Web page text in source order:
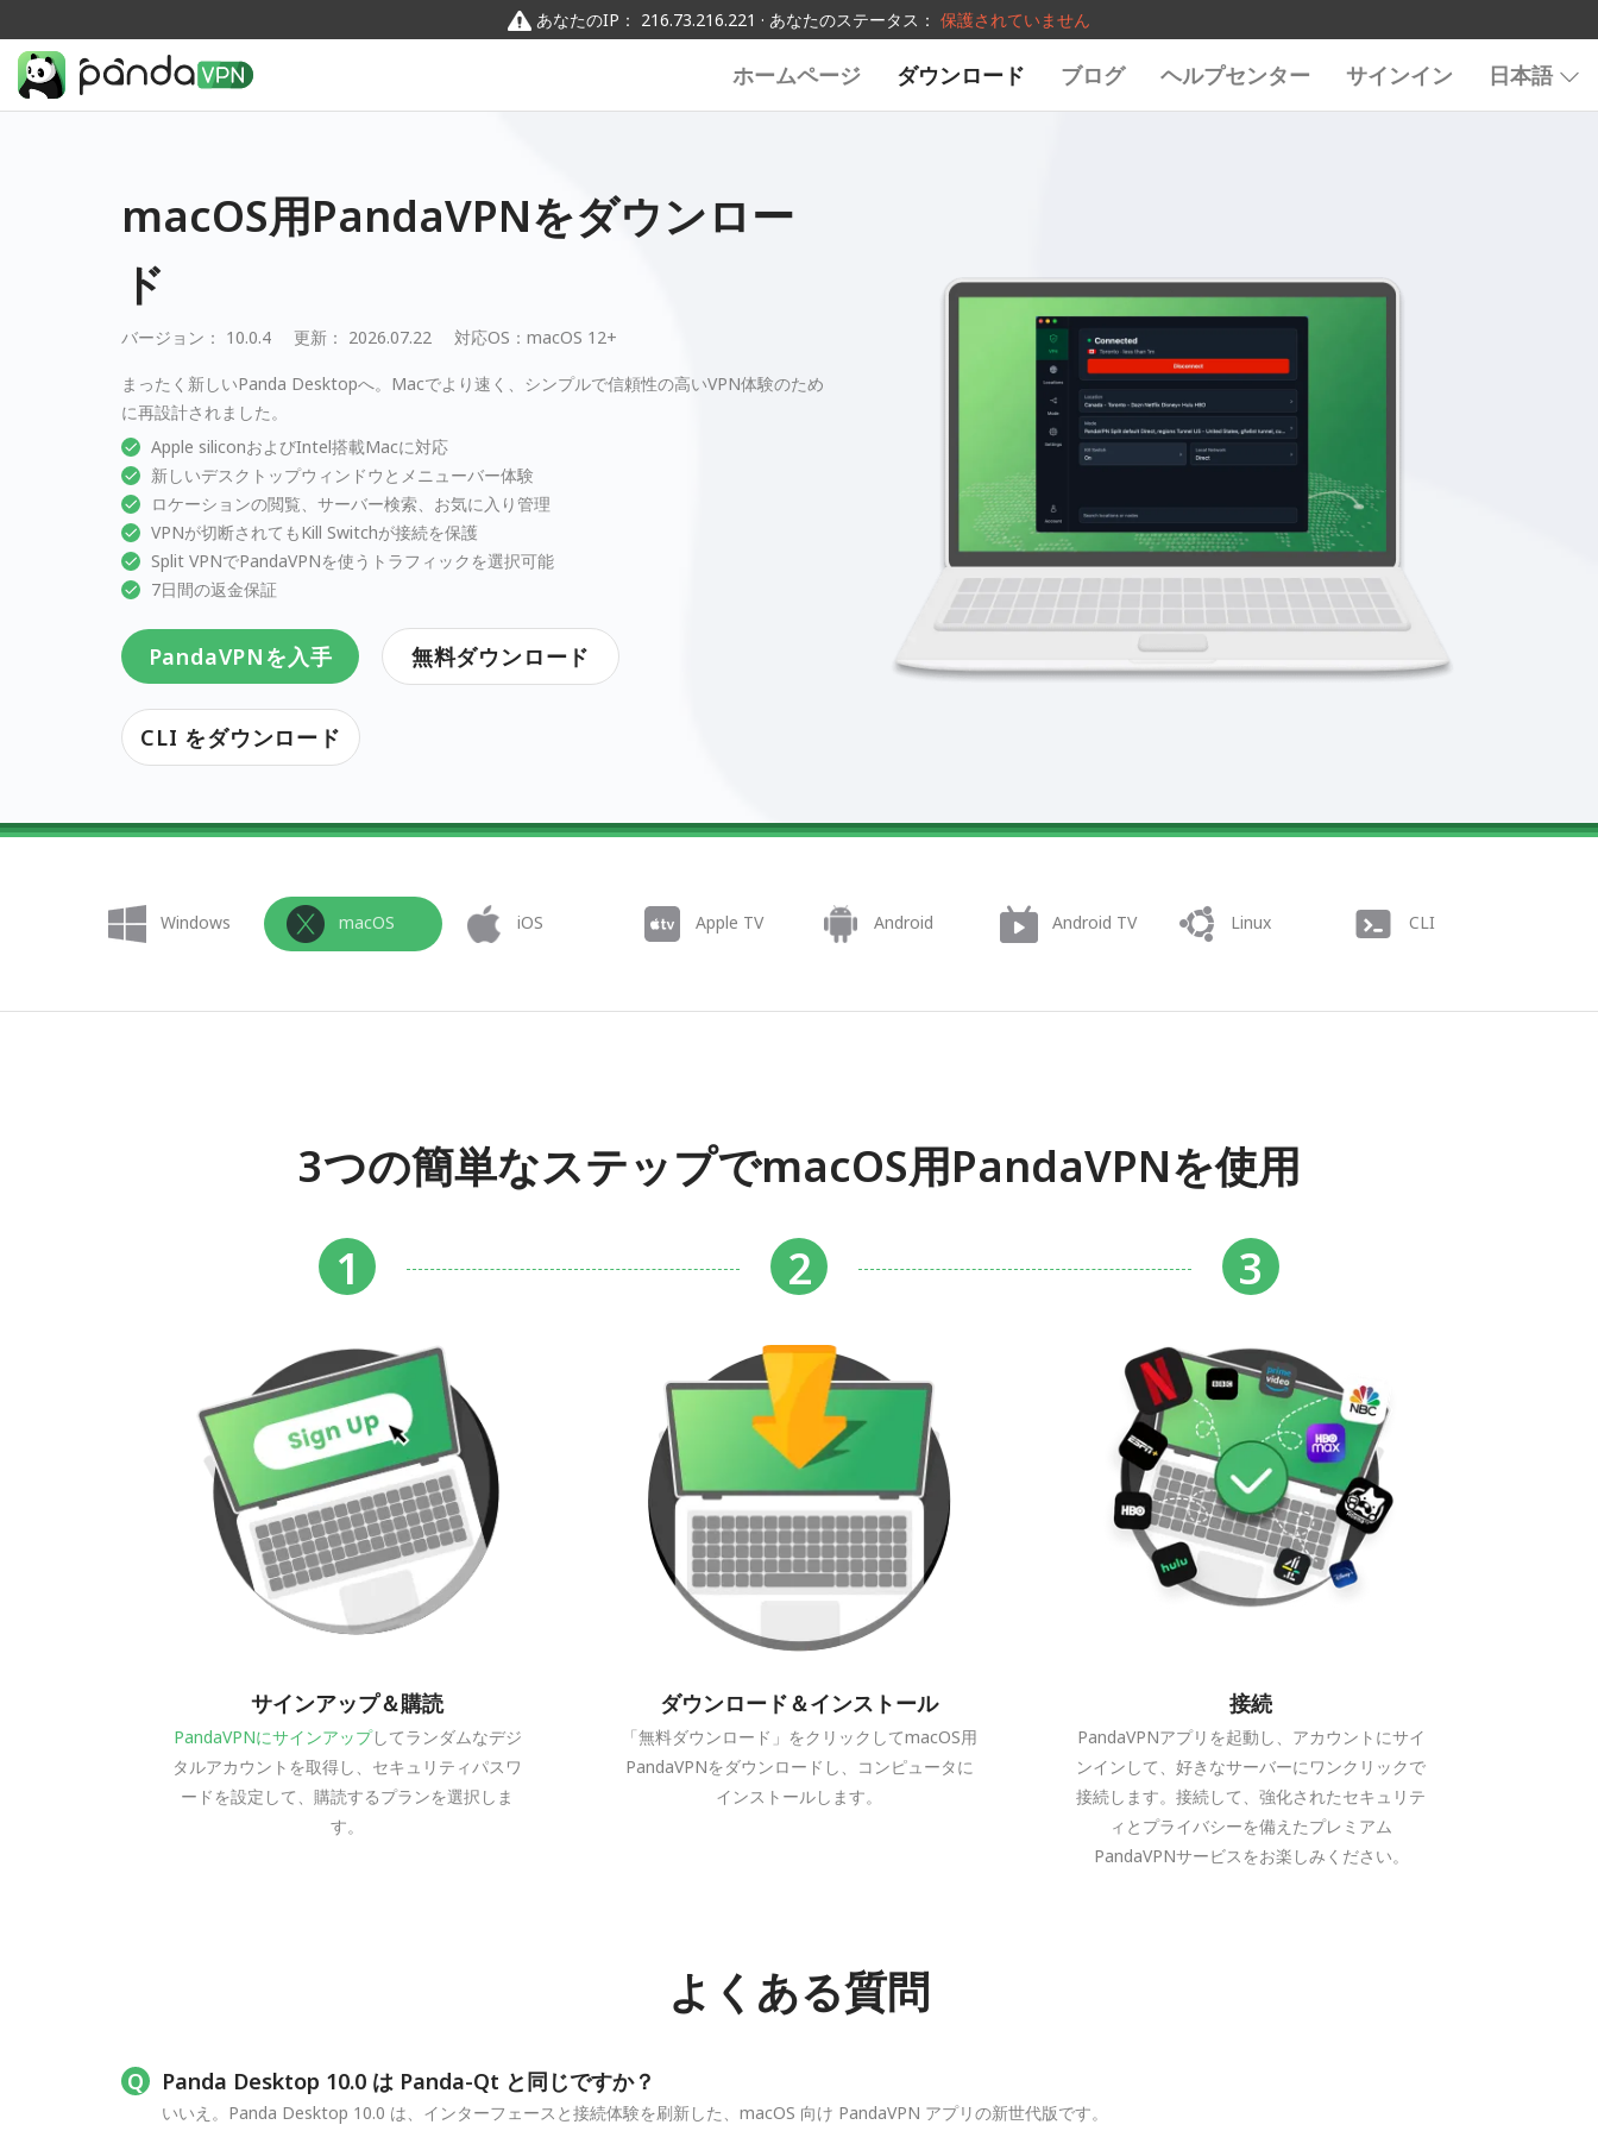
あなたのIP： 216.73.216.221 · あなたのステータス： 保護されていません
ホームページ ダウンロード ブログ ヘルプセンター サインイン 日本語
macOS用PandaVPNをダウンロー
ド
バージョン： 10.0.4 更新： 2026.07.22 対応OS： macOS 12+
まったく新しいPanda Desktopへ。Macでより速く、シンプルで信頼性の高いVPN体験のため
に再設計されました。
Apple siliconおよびIntel搭載Macに対応
新しいデスクトップウィンドウとメニューバー体験
ロケーションの閲覧、サーバー検索、お気に入り管理
VPNが切断されてもKill Switchが接続を保護
Split VPNでPandaVPNを使うトラフィックを選択可能
7日間の返金保証
PandaVPNを入手 無料ダウンロード
CLI をダウンロード
Windows macOS iOS Apple TV Android Android TV Linux CLI
3つの簡単なステップでmacOS用PandaVPNを使用
サインアップ＆購読
PandaVPNにサインアップしてランダムなデジ
タルアカウントを取得し、セキュリティパスワ
ードを設定して、購読するプランを選択しま
す。
ダウンロード＆インストール
「無料ダウンロード」をクリックしてmacOS用
PandaVPNをダウンロードし、コンピュータに
インストールします。
接続
PandaVPNアプリを起動し、アカウントにサイ
ンインして、好きなサーバーにワンクリックで
接続します。接続して、強化されたセキュリテ
ィとプライバシーを備えたプレミアム
PandaVPNサービスをお楽しみください。
よくある質問
Panda Desktop 10.0 は Panda-Qt と同じですか？
いいえ。Panda Desktop 10.0 は、インターフェースと接続体験を刷新した、macOS 向け PandaVPN アプリの新世代版です。